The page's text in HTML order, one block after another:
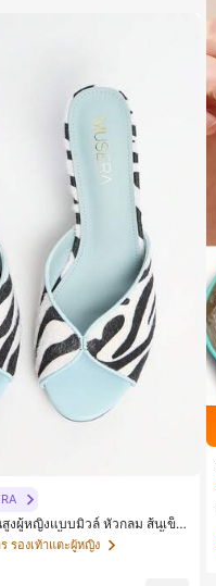
สูงผู้หญิงแบบมิวล์ หัวกลม ส้นเข็ม
ท้า โชว์นิ้วเท้า สำหรับปาร์ตี้ไนท์
รองเท้าแตะผู้หญิง